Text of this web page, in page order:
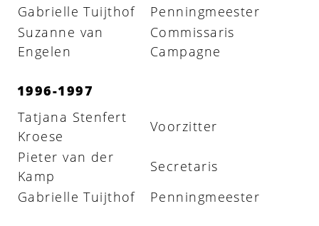
Gabrielle Tuijthof
Penningmeester
Suzanne van
Engelen
Commissaris
Campagne
1996-1997
Tatjana Stenfert
Kroese
Voorzitter
Pieter van der
Kamp
Secretaris
Gabrielle Tuijthof
Penningmeester